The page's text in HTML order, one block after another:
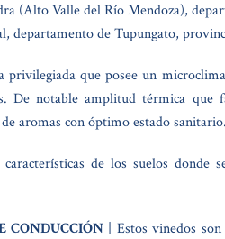
(Alto Valle del Río Mendoza),
departamento de Tupungato,
que posee un
De notable amplitud térmica que
aromas con óptimo estado sanitario.
características de los suelos donde
CONDUCCIÓN| Estos viñedos son